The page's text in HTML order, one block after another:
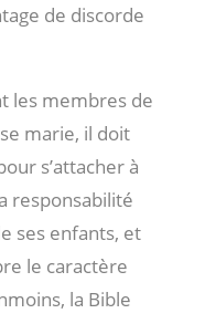
de discorde
les membres de
marie, il doit
s’attacher à
responsabilité
ses enfants, et
le caractère
la Bible